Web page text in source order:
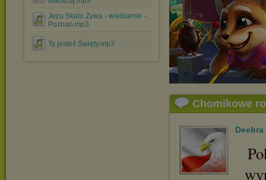
Jezu Skalo Zywa - wielbienie -
Poznan.mp3
Ty jesteś Święty.mp3
Chomikowe
Deebra